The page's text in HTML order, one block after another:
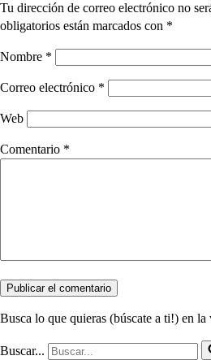
Tu dirección de correo electrónico no
obligatorios están marcados con *
Nombre *
Correo electrónico *
Web
Comentario *
Busca lo que quieras (búscate a ti!) en
Buscar...